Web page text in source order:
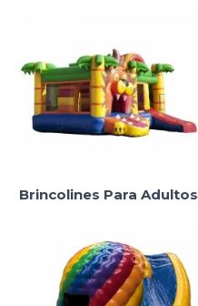
Brincolines Para Adultos